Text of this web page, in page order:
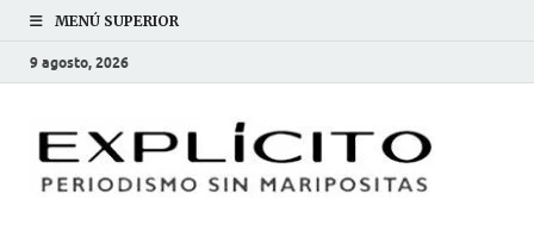
MENÚ SUPERIOR
9 agosto, 2026